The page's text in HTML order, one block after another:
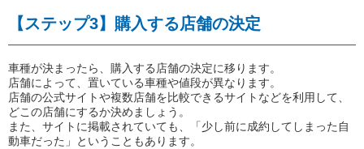
【ステップ3】購入する店舗の決定
車種が決まったら、購入する店舗の決定に移ります。
店舗によって、置いている車種や値段が異なります。
店舗の公式サイトや複数店舗を比較できるサイトなどを利用して、
どこの店舗にするか決めましょう。
また、サイトに掲載されていても、「少し前に成約してしまった自
動車だった」ということもあります。